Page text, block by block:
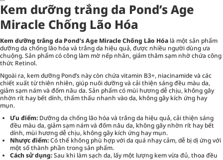
Kem dưỡng trắng da Pond’s Age
Miracle Chống Lão Hóa
Kem dưỡng trắng da Pond’s Age Miracle Chống Lão Hóa là một sản phẩm
dưỡng da chống lão hóa và trắng da hiệu quả, được nhiều người dùng ưa
chuộng. Sản phẩm có công làm mờ nếp nhăn, giảm thâm sạm nhờ chứa công
thức Retinol.
Ngoài ra, kem dưỡng Pond’s này còn chứa vitamin B3+, niacinamide và các
chiết xuất từ thiên nhiên, giúp nuôi dưỡng và cải thiện sáng đều màu da,
giảm sạm nám và đốm nâu da. Sản phẩm có mùi hương dễ chịu, không gây
nhờn rít hay bết dính, thẩm thấu nhanh vào da, không gây kích ứng hay
mụn.
Ưu điểm: Dưỡng da chống lão hóa và trắng da hiệu quả, cải thiện sáng
đều màu da, giảm sạm nám và đốm nâu da, không gây nhờn rít hay bết
dính, mùi hương dễ chịu, không gây kích ứng hay mụn.
Nhược điểm:Có thể không phù hợp với da quá nhạy cảm, dễ bị dị ứng với
một số thành phần trong sản phẩm.
Cách sử dụng:Sau khi làm sạch da, lấy một lượng kem vừa đủ, thoa đều